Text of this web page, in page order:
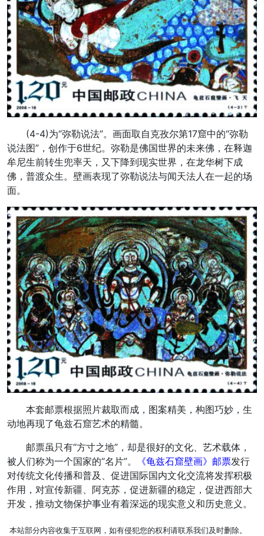
(4-4)为“弥勒说法”。画面取自克孜尔第17窟中的“弥勒
说法图”，创作于6世纪。弥勒是佛国世界的未来佛，在释迦
牟尼生前转生兜率天，又下降到现实世界，在龙华树下成
佛，普渡众生。壁画表现了弥勒说法与闻天法人在一起的场
面。
本套邮票根据照片裁取而成，图案精美，构图巧妙，生
动地再现了龟兹石窟艺术的精髓。
邮票虽只有“方寸之地”，却是很好的文化、艺术载体，
被人们称为一个国家的“名片”。
《龟兹石窟壁画》邮票发行
对传统文化传播和普及、促进国际国内文化交流将发挥积极
作用，对宣传新疆、阿克苏，促进新疆的稳定，促进西部大
开发，推动文物保护事业有着深远的现实意义和历史意义。
本站部分内容收集于互联网，如有侵犯您的权利请联系我们及时删除。